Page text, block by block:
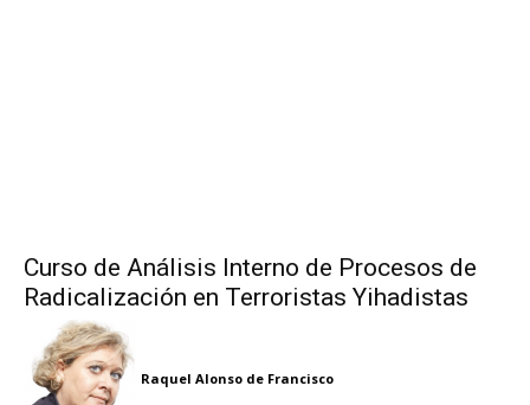
Curso de Análisis Interno de Procesos de
Radicalización en Terroristas Yihadistas
Raquel Alonso de Francisco